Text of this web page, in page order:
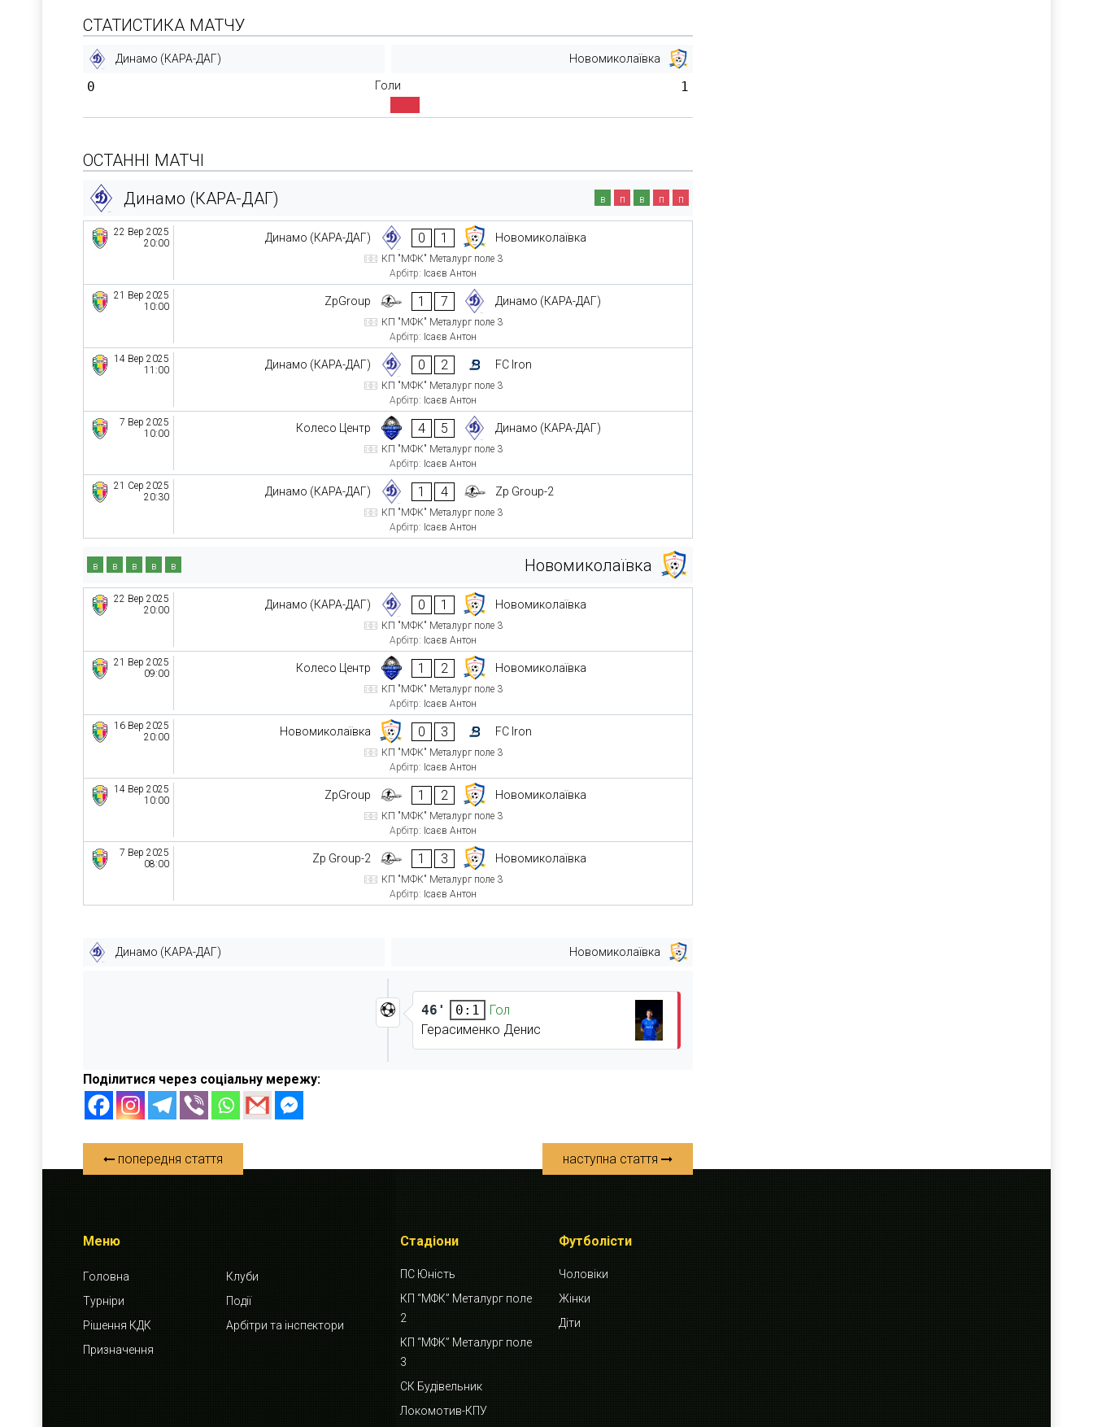
СТАТИСТИКА МАТЧУ
Динамо (КАРА-ДАГ) Новомиколаївка
0 Голи 1
ОСТАННІ МАТЧІ
Динамо (КАРА-ДАГ)
в п в п п
22 Вер 2025
20:00
Динамо (КАРА-ДАГ) 0 1 Новомиколаївка
КП "МФК" Металург поле 3
Арбітр: Ісаєв Антон
21 Вер 2025
10:00
ZpGroup 1 7 Динамо (КАРА-ДАГ)
КП "МФК" Металург поле 3
Арбітр: Ісаєв Антон
14 Вер 2025
11:00
Динамо (КАРА-ДАГ) 0 2 FC Iron
КП "МФК" Металург поле 3
Арбітр: Ісаєв Антон
7 Вер 2025
10:00
Колесо Центр 4 5 Динамо (КАРА-ДАГ)
КП "МФК" Металург поле 3
Арбітр: Ісаєв Антон
21 Сер 2025
20:30
Динамо (КАРА-ДАГ) 1 4 Zp Group-2
КП "МФК" Металург поле 3
Арбітр: Ісаєв Антон
Новомиколаївка
в в в в в
22 Вер 2025
20:00
Динамо (КАРА-ДАГ) 0 1 Новомиколаївка
КП "МФК" Металург поле 3
Арбітр: Ісаєв Антон
21 Вер 2025
09:00
Колесо Центр 1 2 Новомиколаївка
КП "МФК" Металург поле 3
Арбітр: Ісаєв Антон
16 Вер 2025
20:00
Новомиколаївка 0 3 FC Iron
КП "МФК" Металург поле 3
Арбітр: Ісаєв Антон
14 Вер 2025
10:00
ZpGroup 1 2 Новомиколаївка
КП "МФК" Металург поле 3
Арбітр: Ісаєв Антон
7 Вер 2025
08:00
Zp Group-2 1 3 Новомиколаївка
КП "МФК" Металург поле 3
Арбітр: Ісаєв Антон
Динамо (КАРА-ДАГ) Новомиколаївка
46' 0:1
Гол
Герасименко Денис
Поділитися через соціальну мережу:
попередня стаття наступна стаття
Меню
Головна
Клуби
Турніри
Події
Рішення КДК
Арбітри та інспектори
Призначення
Стадіони
ПС Юність
КП “МФК” Металург поле
2
КП “МФК” Металург поле
3
СК Будівельник
Локомотив-КПУ
Футболісти
Чоловіки
Жінки
Діти